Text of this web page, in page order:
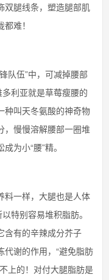
双腿线条，塑造腿部肌
难！
伍”中，可减掉腰部
利亚就是草莓瘦腰的
种叫天冬氨酸的神奇物
，慢慢溶解腰部一圈堆
为小“腰”精。
一样，大腿也是人体
特别容易堆积脂肪。
含有的辛辣成分芥子
谢的作用，“避免脂肪
上的！对付大腿脂肪是